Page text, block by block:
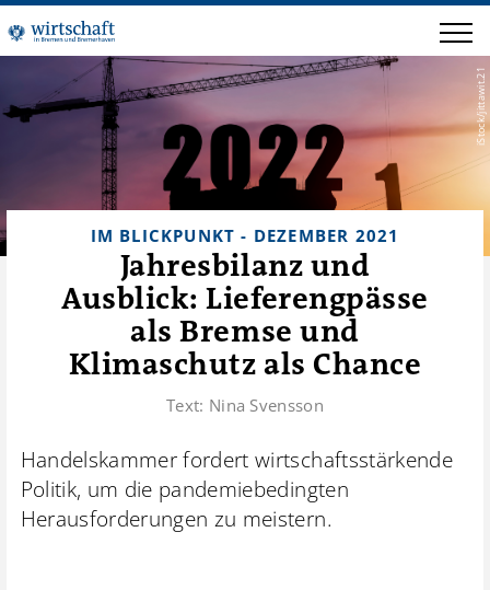
iStock/jittawit.21
IM BLICKPUNKT - DEZEMBER 2021
Jahresbilanz und
Ausblick: Lieferengpässe
als Bremse und
Klimaschutz als Chance
Text: Nina Svensson
Handelskammer fordert wirtschaftsstärkende
Politik, um die pandemiebedingten
Herausforderungen zu meistern.